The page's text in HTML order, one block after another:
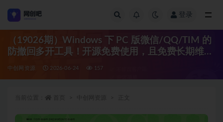
登录
（19026期）Windows 下 PC 版微信/QQ/TIM 的
防撤回多开工具！开源免费使用，且免费长期维护
RevokeMsgPatcher
中创网资源 2026-06-24 157